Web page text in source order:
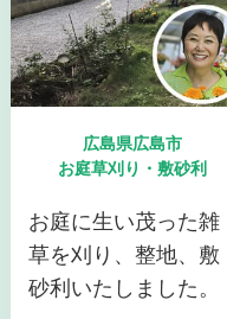
広島県広島市
お庭草刈り・敷砂利
お庭に生い茂った雑
草を刈り、整地、敷
砂利いたしました。